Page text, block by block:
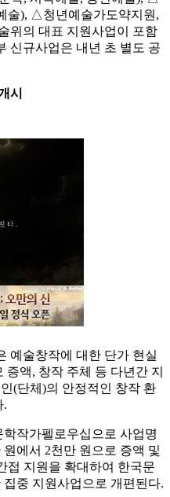
술), △청년예술가도약지원,
위의 대표 지원사업이 포함
신규사업은 내년 초 별도 공
시
예술창작에 대한 단가 현실
액, 창작 주체 등 다년간 지
(단체)의 안정적인 창작 환
.
작가펠로우십으로 사업명
에서 2천만 원으로 증액 및
접 지원을 확대하여 한국문
중 지원사업으로 개편된다.